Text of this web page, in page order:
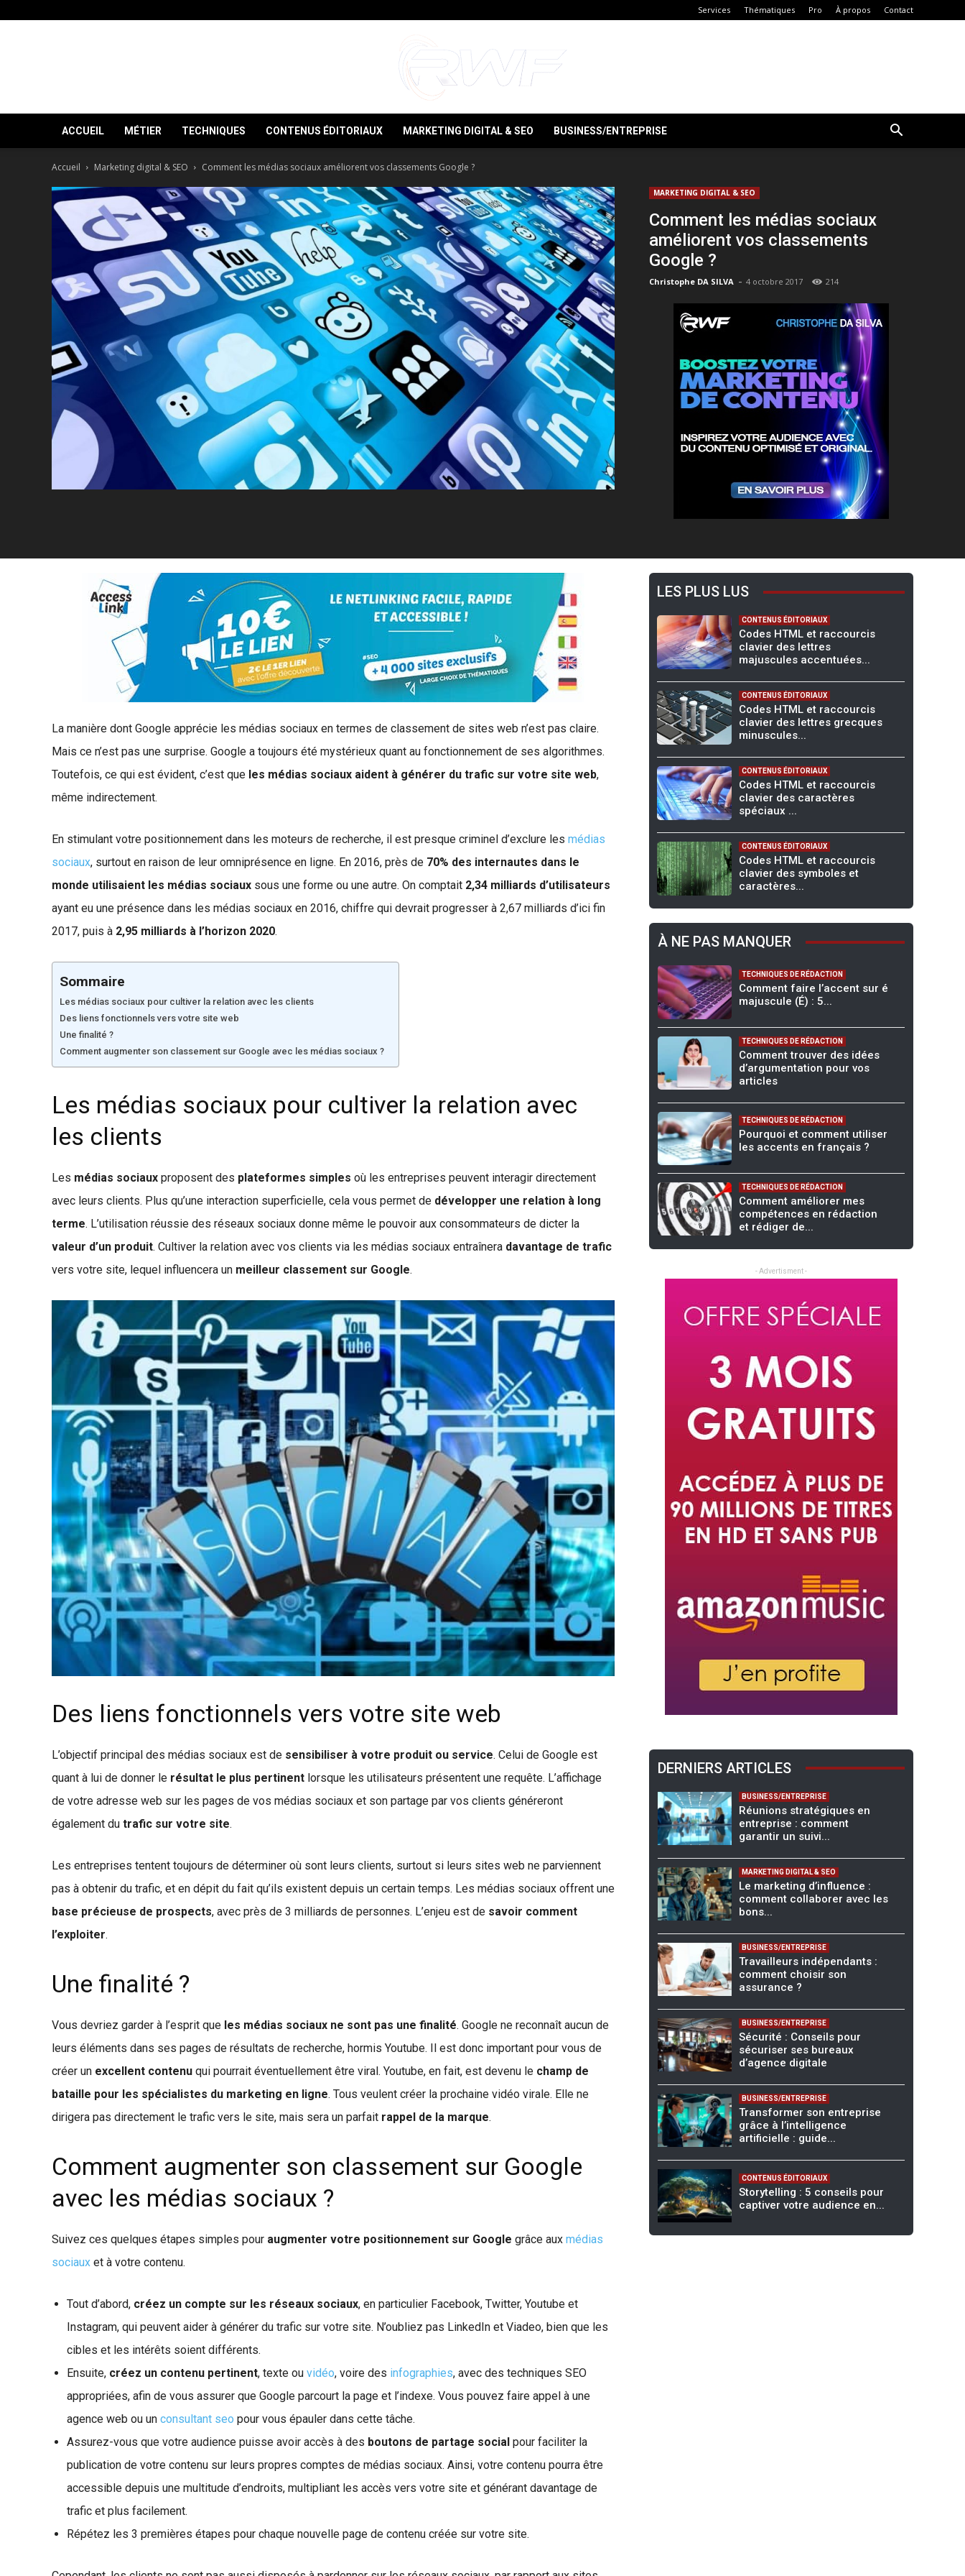
Services Thématiques Pro À propos Contact
ACCUEIL MÉTIER TECHNIQUES CONTENUS ÉDITORIAUX MARKETING DIGITAL & SEO BUSINESS/ENTREPRISE
Accueil Marketing digital & SEO Comment les médias sociaux améliorent vos classements Google ?
MARKETING DIGITAL & SEO
Comment les médias sociaux
améliorent vos classements
Google ?
Christophe DA SILVA - 4 octobre 2017 214
La manière dont Google apprécie les médias sociaux en termes de classement de sites web n’est pas claire.
Mais ce n’est pas une surprise. Google a toujours été mystérieux quant au fonctionnement de ses algorithmes.
Toutefois, ce qui est évident, c’est que les médias sociaux aident à générer du trafic sur votre site web,
même indirectement.
En stimulant votre positionnement dans les moteurs de recherche, il est presque criminel d’exclure les médias
sociaux, surtout en raison de leur omniprésence en ligne. En 2016, près de 70% des internautes dans le
monde utilisaient les médias sociaux sous une forme ou une autre. On comptait 2,34 milliards d’utilisateurs
ayant eu une présence dans les médias sociaux en 2016, chiffre qui devrait progresser à 2,67 milliards d’ici fin
2017, puis à 2,95 milliards à l’horizon 2020.
Sommaire
Les médias sociaux pour cultiver la relation avec les clients
Des liens fonctionnels vers votre site web
Une finalité ?
Comment augmenter son classement sur Google avec les médias sociaux ?
Les médias sociaux pour cultiver la relation avec
les clients
Les médias sociaux proposent des plateformes simples où les entreprises peuvent interagir directement
avec leurs clients. Plus qu’une interaction superficielle, cela vous permet de développer une relation à long
terme. L’utilisation réussie des réseaux sociaux donne même le pouvoir aux consommateurs de dicter la
valeur d’un produit. Cultiver la relation avec vos clients via les médias sociaux entraînera davantage de trafic
vers votre site, lequel influencera un meilleur classement sur Google.
Des liens fonctionnels vers votre site web
L’objectif principal des médias sociaux est de sensibiliser à votre produit ou service. Celui de Google est
quant à lui de donner le résultat le plus pertinent lorsque les utilisateurs présentent une requête. L’affichage
de votre adresse web sur les pages de vos médias sociaux et son partage par vos clients généreront
également du trafic sur votre site.
Les entreprises tentent toujours de déterminer où sont leurs clients, surtout si leurs sites web ne parviennent
pas à obtenir du trafic, et en dépit du fait qu’ils existent depuis un certain temps. Les médias sociaux offrent une
base précieuse de prospects, avec près de 3 milliards de personnes. L’enjeu est de savoir comment
l’exploiter.
Une finalité ?
Vous devriez garder à l’esprit que les médias sociaux ne sont pas une finalité. Google ne reconnaît aucun de
leurs éléments dans ses pages de résultats de recherche, hormis Youtube. Il est donc important pour vous de
créer un excellent contenu qui pourrait éventuellement être viral. Youtube, en fait, est devenu le champ de
bataille pour les spécialistes du marketing en ligne. Tous veulent créer la prochaine vidéo virale. Elle ne
dirigera pas directement le trafic vers le site, mais sera un parfait rappel de la marque.
Comment augmenter son classement sur Google
avec les médias sociaux ?
Suivez ces quelques étapes simples pour augmenter votre positionnement sur Google grâce aux médias
sociaux et à votre contenu.
Tout d’abord, créez un compte sur les réseaux sociaux, en particulier Facebook, Twitter, Youtube et
Instagram, qui peuvent aider à générer du trafic sur votre site. N’oubliez pas LinkedIn et Viadeo, bien que les
cibles et les intérêts soient différents.
Ensuite, créez un contenu pertinent, texte ou vidéo, voire des infographies, avec des techniques SEO
appropriées, afin de vous assurer que Google parcourt la page et l’indexe. Vous pouvez faire appel à une
agence web ou un consultant seo pour vous épauler dans cette tâche.
Assurez-vous que votre audience puisse avoir accès à des boutons de partage social pour faciliter la
publication de votre contenu sur leurs propres comptes de médias sociaux. Ainsi, votre contenu pourra être
accessible depuis une multitude d’endroits, multipliant les accès vers votre site et générant davantage de
trafic et plus facilement.
Répétez les 3 premières étapes pour chaque nouvelle page de contenu créée sur votre site.
LES PLUS LUS
CONTENUS ÉDITORIAUX
Codes HTML et raccourcis
clavier des lettres
majuscules accentuées...
CONTENUS ÉDITORIAUX
Codes HTML et raccourcis
clavier des lettres grecques
minuscules...
CONTENUS ÉDITORIAUX
Codes HTML et raccourcis
clavier des caractères
spéciaux ...
CONTENUS ÉDITORIAUX
Codes HTML et raccourcis
clavier des symboles et
caractères...
À NE PAS MANQUER
TECHNIQUES DE RÉDACTION
Comment faire l’accent sur é
majuscule (É) : 5...
TECHNIQUES DE RÉDACTION
Comment trouver des idées
d’argumentation pour vos
articles
TECHNIQUES DE RÉDACTION
Pourquoi et comment utiliser
les accents en français ?
TECHNIQUES DE RÉDACTION
Comment améliorer mes
compétences en rédaction
et rédiger de...
- Advertisment -
DERNIERS ARTICLES
BUSINESS/ENTREPRISE
Réunions stratégiques en
entreprise : comment
garantir un suivi...
MARKETING DIGITAL & SEO
Le marketing d’influence :
comment collaborer avec les
bons...
BUSINESS/ENTREPRISE
Travailleurs indépendants :
comment choisir son
assurance ?
BUSINESS/ENTREPRISE
Sécurité : Conseils pour
sécuriser ses bureaux
d’agence digitale
BUSINESS/ENTREPRISE
Transformer son entreprise
grâce à l’intelligence
artificielle : guide...
CONTENUS ÉDITORIAUX
Storytelling : 5 conseils pour
captiver votre audience en...